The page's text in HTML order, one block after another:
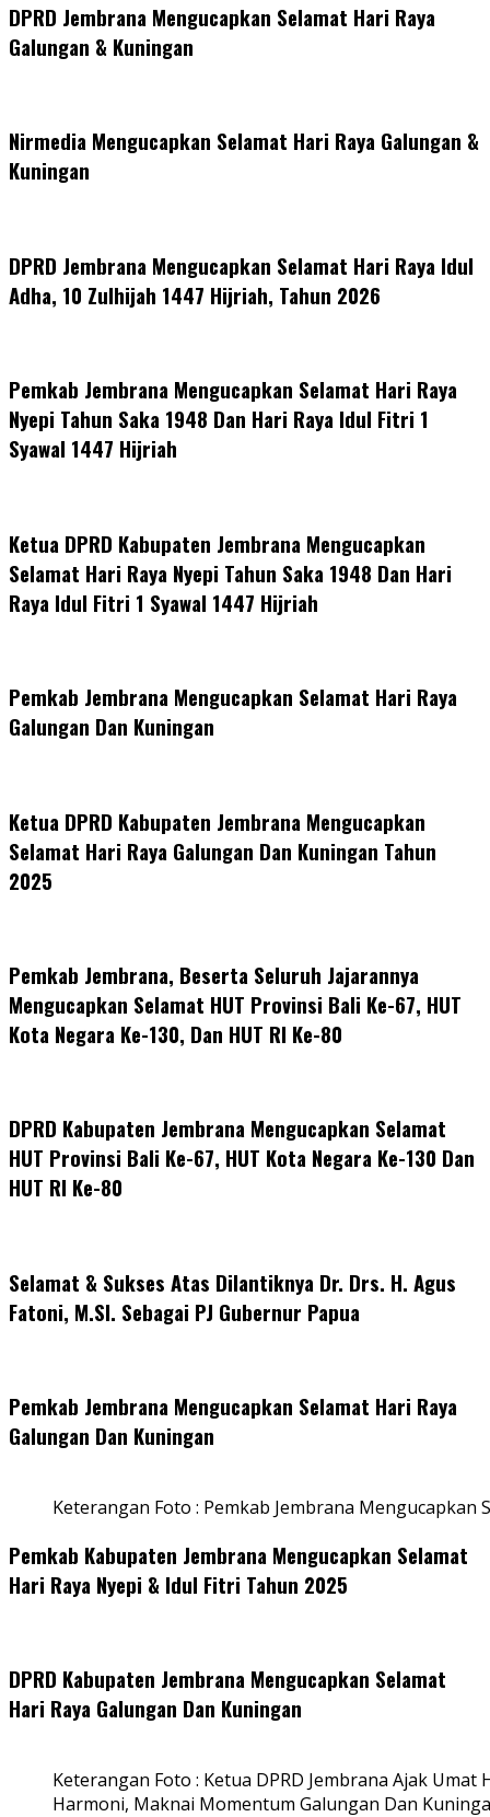
DPRD Jembrana Mengucapkan Selamat Hari Raya
Galungan & Kuningan
Nirmedia Mengucapkan Selamat Hari Raya Galungan &
Kuningan
DPRD Jembrana Mengucapkan Selamat Hari Raya Idul
Adha, 10 Zulhijah 1447 Hijriah, Tahun 2026
Pemkab Jembrana Mengucapkan Selamat Hari Raya
Nyepi Tahun Saka 1948 Dan Hari Raya Idul Fitri 1
Syawal 1447 Hijriah
Ketua DPRD Kabupaten Jembrana Mengucapkan
Selamat Hari Raya Nyepi Tahun Saka 1948 Dan Hari
Raya Idul Fitri 1 Syawal 1447 Hijriah
Pemkab Jembrana Mengucapkan Selamat Hari Raya
Galungan Dan Kuningan
Ketua DPRD Kabupaten Jembrana Mengucapkan
Selamat Hari Raya Galungan Dan Kuningan Tahun
2025
Pemkab Jembrana, Beserta Seluruh Jajarannya
Mengucapkan Selamat HUT Provinsi Bali Ke-67, HUT
Kota Negara Ke-130, Dan HUT RI Ke-80
DPRD Kabupaten Jembrana Mengucapkan Selamat
HUT Provinsi Bali Ke-67, HUT Kota Negara Ke-130 Dan
HUT RI Ke-80
Selamat & Sukses Atas Dilantiknya Dr. Drs. H. Agus
Fatoni, M.SI. Sebagai PJ Gubernur Papua
Pemkab Jembrana Mengucapkan Selamat Hari Raya
Galungan Dan Kuningan
Keterangan Foto : Pemkab Jembrana Mengucapkan
Pemkab Kabupaten Jembrana Mengucapkan Selamat
Hari Raya Nyepi & Idul Fitri Tahun 2025
DPRD Kabupaten Jembrana Mengucapkan Selamat
Hari Raya Galungan Dan Kuningan
Keterangan Foto : Ketua DPRD Jembrana Ajak
Harmoni, Maknai Momentum Galungan Dan